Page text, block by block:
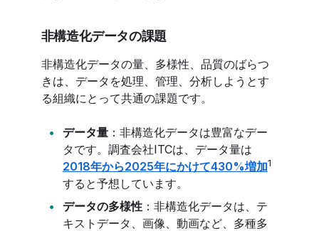
非構造化データの課題
非構造化データの量、多様性、品質のばらつ
きは、データを処理、管理、分析しようとす
る組織にとって共通の課題です。
データ量：非構造化データは豊富なデー
タです。調査会社ITCは、データ量は
2018年から2025年にかけて430%増加1
すると予想しています。
データの多様性：非構造化データは、テ
キストデータ、画像、動画など、多種多